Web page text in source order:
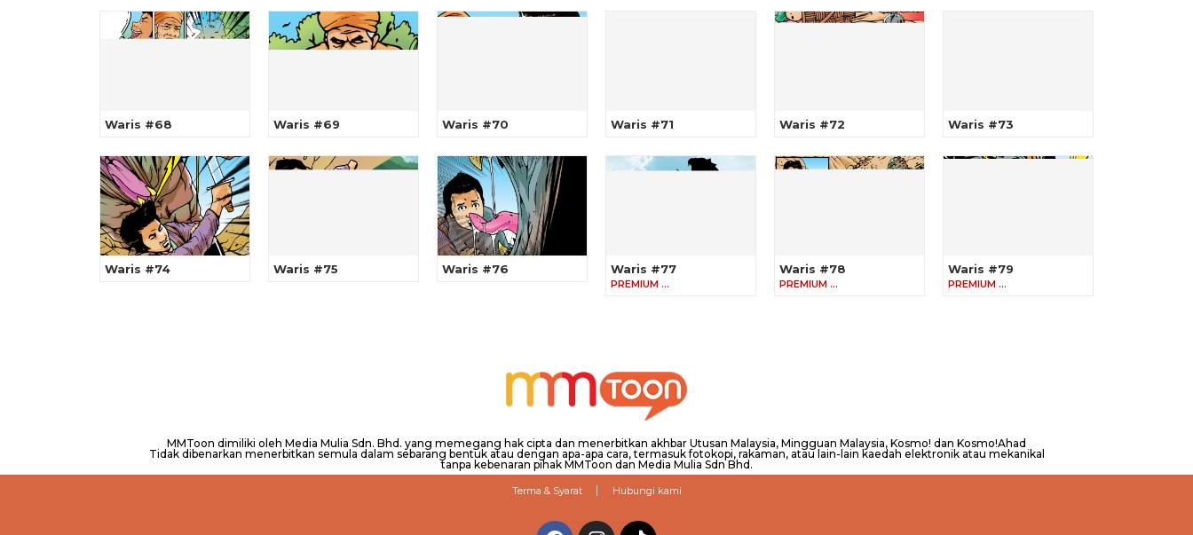
Waris #68 Waris #69 Waris #70 Waris #71 Waris #72 Waris #73
Waris #74 Waris #75 Waris #76 Waris #77
PREMIUM …
Waris #78
PREMIUM …
Waris #79
PREMIUM …
MMToon dimiliki oleh Media Mulia Sdn. Bhd. yang memegang hak cipta dan menerbitkan akhbar Utusan Malaysia, Mingguan Malaysia, Kosmo! dan Kosmo!Ahad
Tidak dibenarkan menerbitkan semula dalam sebarang bentuk atau dengan apa-apa cara, termasuk fotokopi, rakaman, atau lain-lain kaedah elektronik atau mekanikal
tanpa kebenaran pihak MMToon dan Media Mulia Sdn Bhd.
Terma & Syarat Hubungi kami